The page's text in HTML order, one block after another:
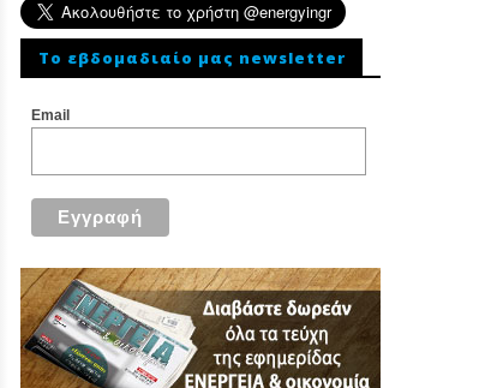
To εβδομαδιαίο μας newsletter
Email